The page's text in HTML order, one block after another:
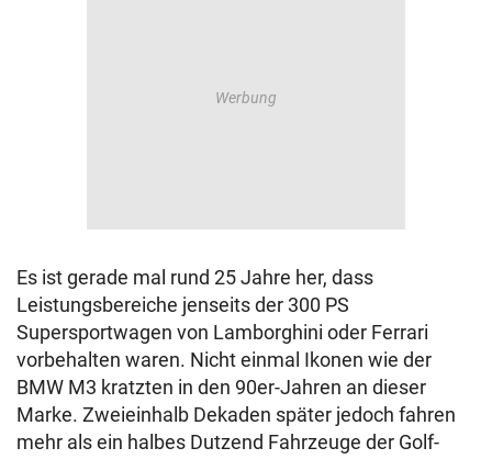
Es ist gerade mal rund 25 Jahre her, dass
Leistungsbereiche jenseits der 300 PS
Supersportwagen von Lamborghini oder Ferrari
vorbehalten waren. Nicht einmal Ikonen wie der
BMW M3 kratzten in den 90er-Jahren an dieser
Marke. Zweieinhalb Dekaden später jedoch fahren
mehr als ein halbes Dutzend Fahrzeuge der Golf-